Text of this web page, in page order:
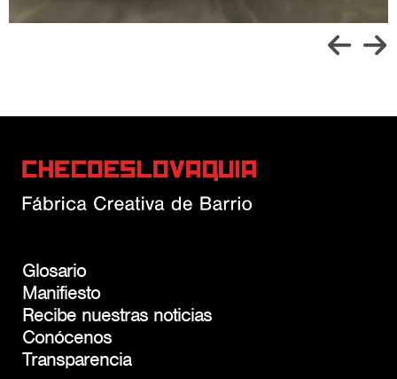
Glosario
Manifiesto
Recibe nuestras noticias
Conócenos
Transparencia